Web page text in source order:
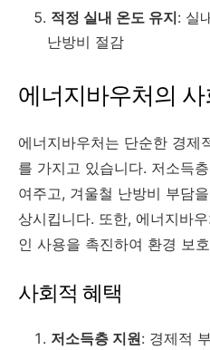
적정 실내 온도 유지: 실
난방비 절감
에너지바우처의 사
에너지바우처는 단순한 경제
를 가지고 있습니다. 저소득
여주고, 겨울철 난방비 부담
상시킵니다. 또한, 에너지바
인 사용을 촉진하여 환경 보
사회적 혜택
저소득층 지원: 경제적